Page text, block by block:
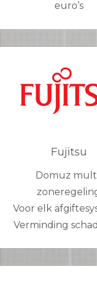
euro’s
Fujitsu
Domuz
Voor elk
Verminding